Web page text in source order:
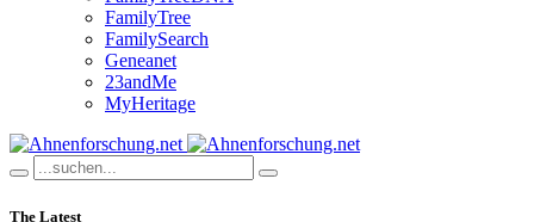
FamilyTree
FamilySearch
Geneanet
23andMe
MyHeritage
The Latest